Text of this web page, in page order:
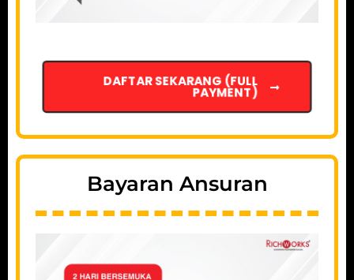
DAFTAR SEKARANG (FULL
PAYMENT)
Bayaran Ansuran